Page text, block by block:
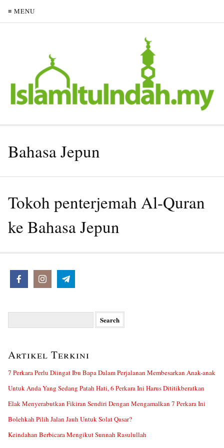
≡ MENU
Bahasa Jepun
Tokoh penterjemah Al-Quran
ke Bahasa Jepun
Artikel Terkini
7 Perkara Perlu Diingat Ibu Bapa Dalam Perjalanan Membesarkan Anak-anak
Untuk Anda Yang Sedang Patah Hati, 6 Perkara Ini Harus Dititikberatkan
Elak Menyerabutkan Fikiran Sendiri Dengan Mengamalkan 7 Perkara Ini
Bolehkah Pilih Jalan Jauh Untuk Solat Qasar?
Keindahan Berbicara Mengikut Sunnah Rasulullah